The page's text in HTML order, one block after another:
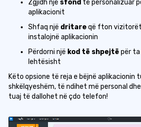
Zgjidh një sfond të personalizuar
aplikacionit
Shfaq një dritareqë fton
instalojnë aplikacionin
Përdorni një kod të shpejtë për ta
lehtësisht
Këto opsione të reja e bëjnë aplikacionin
shkëlqyeshëm, të ndihet më personal
tuaj të dallohet në çdo telefon!